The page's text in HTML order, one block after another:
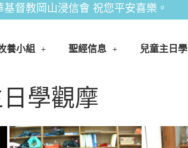
教岡山浸信會 祝您平安喜樂。
養小組 聖經信息 兒童主日學
學觀摩